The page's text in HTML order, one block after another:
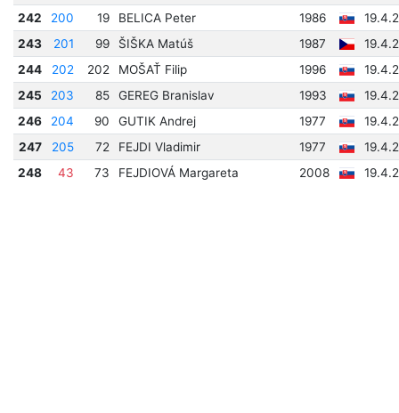
242
200 19 BELICA Peter 1986
243
201 99 ŠIŠKA Matúš 1987
244
202 202 MOŠAŤ Filip 1996
245
203 85 GEREG Branislav 1993
246
204 90 GUTIK Andrej 1977
247
205 72 FEJDI Vladimir 1977
248
43 73 FEJDIOVÁ Margareta 2008